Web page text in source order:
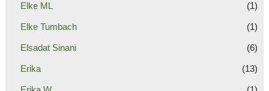
Elke ML (1)
Elke Tumbach (1)
Elsadat Sinani (6)
Erika (13)